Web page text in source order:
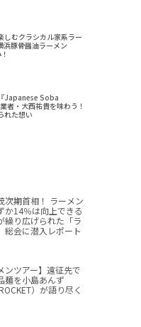
しむクラシカル家系ラー
浜豚骨醤油ラーメン
Japanese Soba
者・大西祐貴を味わう！
れた想い
次期首相！ ラーメン
か14％は向上できる
繰り広げられた「ラ
総会に潜入レポート
ンツアー】遠征先で
麺を小島あんず
ROCKET）が語り尽く